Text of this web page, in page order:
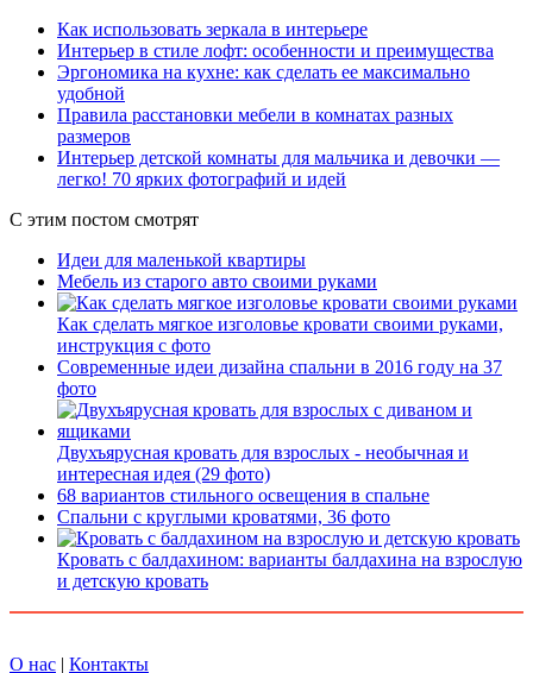
Как использовать зеркала в интерьере
Интерьер в стиле лофт: особенности и преимущества
Эргономика на кухне: как сделать ее максимально
удобной
Правила расстановки мебели в комнатах разных
размеров
Интерьер детской комнаты для мальчика и девочки —
легко! 70 ярких фотографий и идей
С этим постом смотрят
Идеи для маленькой квартиры
Мебель из старого авто своими руками
Как сделать мягкое изголовье кровати своими руками,
инструкция с фото
Современные идеи дизайна спальни в 2016 году на 37
фото
Двухъярусная кровать для взрослых - необычная и
интересная идея (29 фото)
68 вариантов стильного освещения в спальне
Спальни с круглыми кроватями, 36 фото
Кровать c балдахином: варианты балдахина на взрослую
и детскую кровать
О нас | Контакты